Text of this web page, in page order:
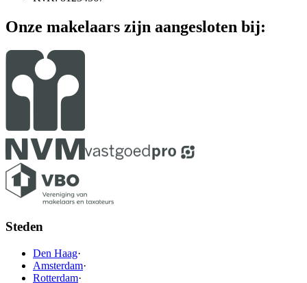
Onze makelaars zijn aangesloten bij:
Steden
Den Haag·
Amsterdam·
Rotterdam·